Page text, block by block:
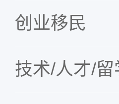
创业移民
技术/人才/留